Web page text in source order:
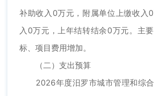
补助收入0万元，附属单位上缴收入
入0万元，上年结转结余0万元。主
标、项目费用增加。
（二）支出预算
2026年度汨罗市城市管理和综合